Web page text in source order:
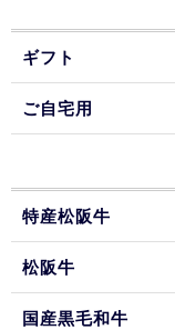
ギフト
ご自宅用
特産松阪牛
松阪牛
国産黒毛和牛